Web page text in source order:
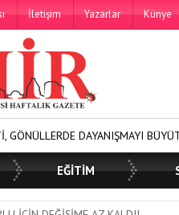
İletişim Yazarlar Künye
BÜYÜTÜYORUZ!
EĞİTİM